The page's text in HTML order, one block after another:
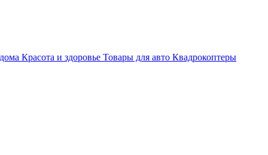
Красота и здоровье Товары для авто Квадрокоптеры